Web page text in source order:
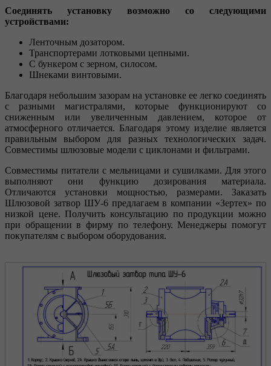
Соединять установку возможно со следующими
устройствами:
Ленточным дозатором.
Транспортерами лотковыми цепными.
С бункером с зерном, силосом.
Шнеками винтовыми.
Благодаря небольшим зазорам на установке ее легко соединять
с разными магистралями, которые функционируют со
сниженным или увеличенным давлением, которое от
атмосферного отличается. Благодаря этому изделие является
правильным выбором для разных технологических задач.
Совместимы шлюзовые модели с циклонами и фильтрами.
Совместимы питатели с мельницами и сушилками. Для этого
выполняют они функцию дозирования материала.
Отличаются установки мощностью, размерами. Заказать
Шлюзовой затвор ШУ-6 предлагаем в компании «Зертех» по
низкой цене. Получить консультацию по продукции можно
при обращении в фирму по телефону. Менеджеры помогут
покупателям с выбором оборудования.